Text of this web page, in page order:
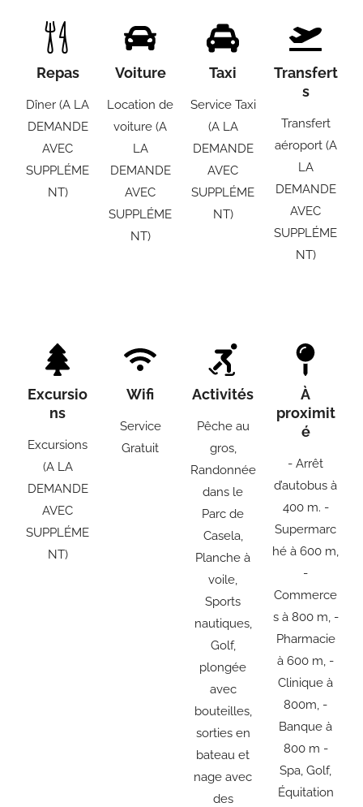
Repas
Dîner (A LA
DEMANDE
AVEC
SUPPLÉME
NT)
Voiture
Location de
voiture (A
LA
DEMANDE
AVEC
SUPPLÉME
NT)
Taxi
Service Taxi
(A LA
DEMANDE
AVEC
SUPPLÉME
NT)
Transfert
s
Transfert
aéroport (A
LA
DEMANDE
AVEC
SUPPLÉME
NT)
Excursio
ns
Excursions
(A LA
DEMANDE
AVEC
SUPPLÉME
NT)
Wifi
Service
Gratuit
Activités
Pêche au
gros,
Randonnée
dans le
Parc de
Casela,
Planche à
voile,
Sports
nautiques,
Golf,
plongée
avec
bouteilles,
sorties en
bateau et
nage avec
des
À
proximit
é
- Arrêt
d’autobus à
400 m. -
Supermarc
hé à 600 m,
-
Commerce
s à 800 m, -
Pharmacie
à 600 m, -
Clinique à
800m, -
Banque à
800 m -
Spa, Golf,
Équitation